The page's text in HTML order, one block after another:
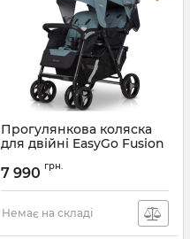
Прогулянкова коляска
для двійні EasyGo Fusion
Артикул: 9023-EGFD20-04
7 990 грн.
Немає на складі